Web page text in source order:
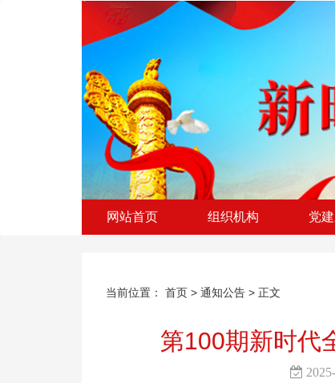
网站首页 组织机构 党
当前位置： 首页 > 通知公告 > 正文
第100期新时代